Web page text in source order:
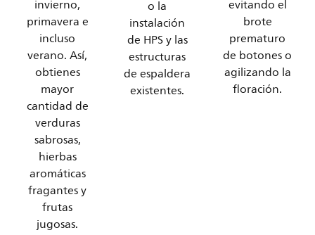
invierno,
primavera e
incluso
verano. Así,
obtienes
mayor
cantidad de
verduras
sabrosas,
hierbas
aromáticas
fragantes y
frutas
jugosas.
o la
instalación
de HPS y las
estructuras
de espaldera
existentes.
evitando el
brote
prematuro
de botones o
agilizando la
floración.